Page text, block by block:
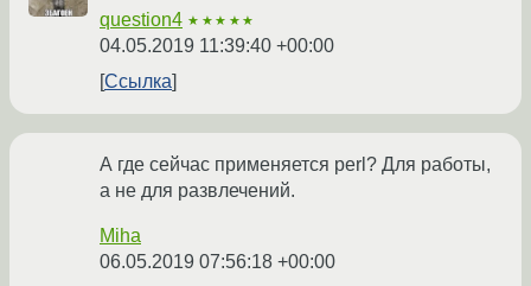
question4 ★★★★★
04.05.2019 11:39:40 +00:00
Ссылка
А где сейчас применяется perl? Для работы,
а не для развлечений.
Miha
06.05.2019 07:56:18 +00:00